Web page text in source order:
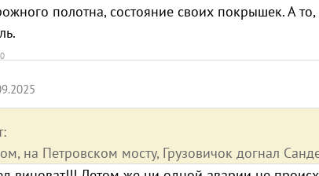
полотна, состояние своих покрышек. А
0
на Петровском мосту, Грузовичок догнал